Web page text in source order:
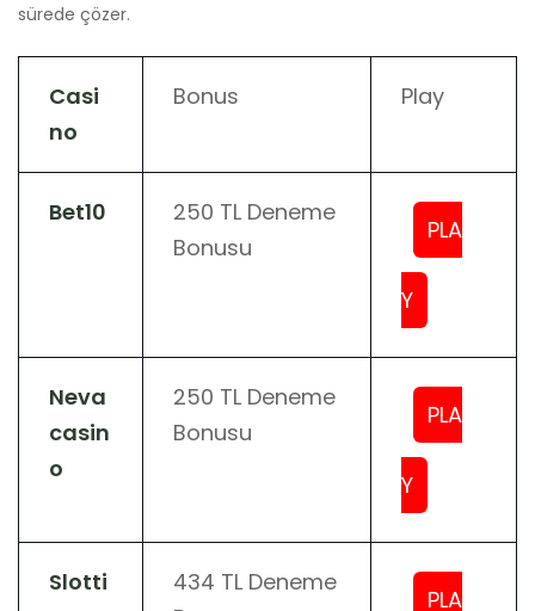
sürede çözer.
Casi
no
Bonus Play
Bet10
250 TL Deneme
Bonusu
PLA
Y
Neva
casin
o
250 TL Deneme
Bonusu
PLA
Y
Slotti
434 TL Deneme
PLA